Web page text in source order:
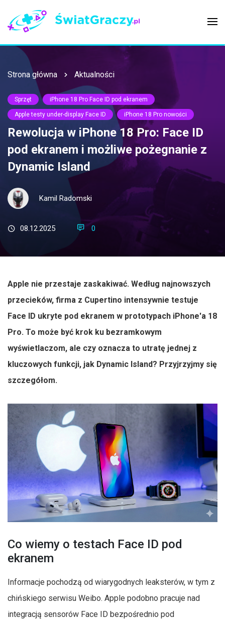
Strona główna Aktualności
Sprzęt iPhone 18 Pro Face ID pod ekranem
Apple testy under-display Face ID iPhone 18 Pro nowości
Rewolucja w iPhone 18 Pro: Face ID
pod ekranem i możliwe pożegnanie z
Dynamic Island
Kamil Radomski
08.12.2025 0
Apple nie przestaje zaskakiwać. Według najnowszych
przecieków, firma z Cupertino intensywnie testuje
Face ID ukryte pod ekranem w prototypach iPhone'a 18
Pro. To może być krok ku bezramkowym
wyświetlaczom, ale czy oznacza to utratę jednej z
kluczowych funkcji, jak Dynamic Island? Przyjrzyjmy się
szczegółom.
Co wiemy o testach Face ID pod
ekranem
Informacje pochodzą od wiarygodnych leaksterów, w tym z
chińskiego serwisu Weibo. Apple podobno pracuje nad
integracją sensorów Face ID bezpośrednio pod